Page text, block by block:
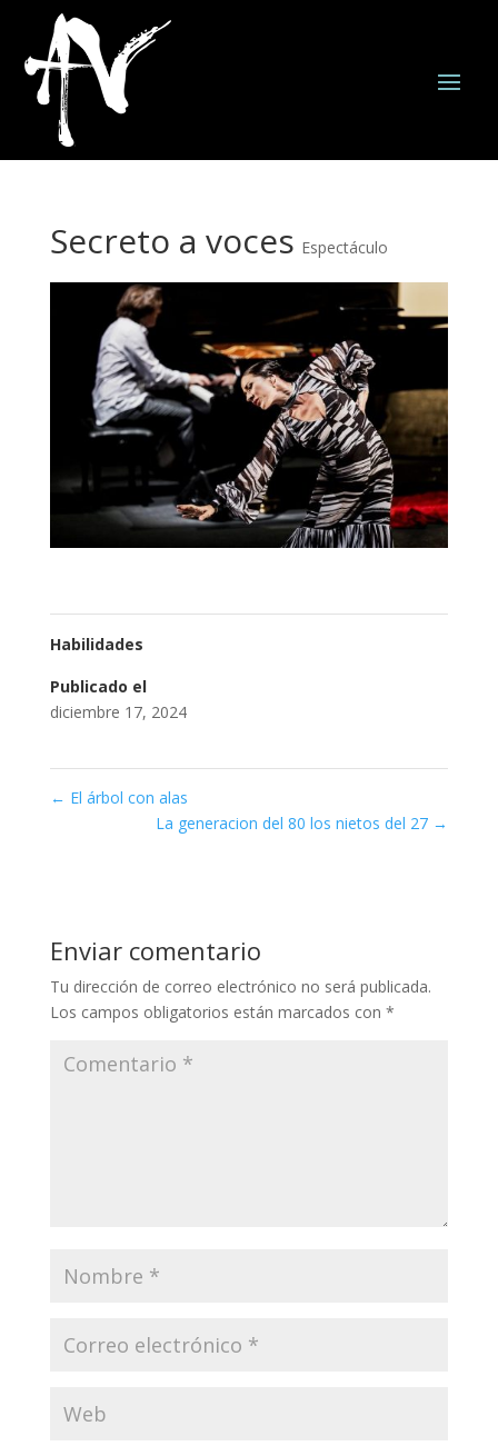
Secreto a voces Espectáculo
Habilidades
Publicado el
diciembre 17, 2024
← El árbol con alas
La generacion del 80 los nietos del 27 →
Enviar comentario
Tu dirección de correo electrónico no será publicada.
Los campos obligatorios están marcados con *